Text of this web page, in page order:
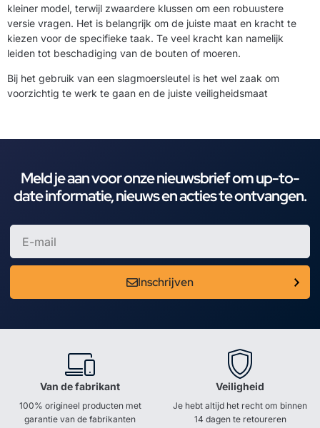
kleiner model, terwijl zwaardere klussen om een robuustere
versie vragen. Het is belangrijk om de juiste maat en kracht te
kiezen voor de specifieke taak. Te veel kracht kan namelijk
leiden tot beschadiging van de bouten of moeren.
Bij het gebruik van een slagmoersleutel is het wel zaak om
voorzichtig te werk te gaan en de juiste veiligheidsmaat
Meld je aan voor onze nieuwsbrief om up-to-
date informatie, nieuws en acties te ontvangen.
Inschrijven
Van de fabrikant
100% origineel producten met
garantie van de fabrikanten
Veiligheid
Je hebt altijd het recht om binnen
14 dagen te retoureren